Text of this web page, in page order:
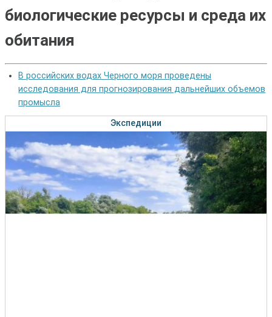
биологические ресурсы и среда их
обитания
В российских водах Черного моря проведены
исследования для прогнозирования дальнейших объемов
промысла
Экспедиции